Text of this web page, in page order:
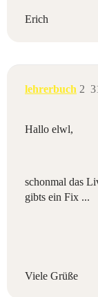
Erich
lehrerbuch 2
Hallo elwl,
schonmal das
gibts ein Fix ...
Viele Grüße